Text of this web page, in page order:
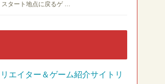
スタート地点に戻るゲ …
エイター＆ゲーム紹介サイトリ